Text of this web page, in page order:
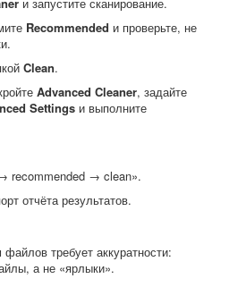
Recommended и проверьте, не
Clean.
Advanced Cleaner, задайте
Settings и выполните
recommended → clean».
отчёта результатов.
требует аккуратности:
а не «ярлыки».